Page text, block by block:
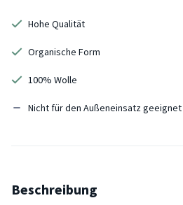
Hohe Qualität
Organische Form
100% Wolle
Nicht für den Außeneinsatz geeignet
Beschreibung